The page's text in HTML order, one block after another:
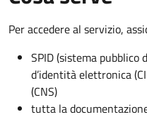
Per accedere al servizio,
SPID (sistema
d’identità elettronica
(CNS)
tutta la